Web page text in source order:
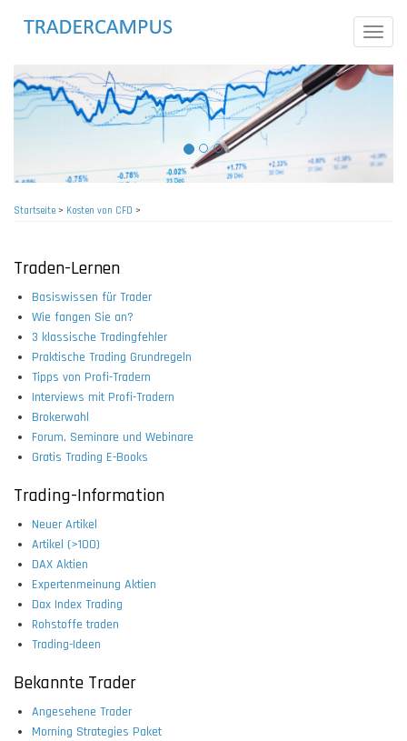
Toggle
Startseite> Kosten von CFD >
Traden-Lernen
Basiswissen für Trader
Wie fangen Sie an?
3 klassische Tradingfehler
Praktische Trading Grundregeln
Tipps von Profi-Tradern
Interviews mit Profi-Tradern
Brokerwahl
Forum, Seminare und Webinare
Gratis Trading E-Books
Trading-Information
Neuer Artikel
Artikel (>100)
DAX Aktien
Expertenmeinung Aktien
Dax Index Trading
Rohstoffe traden
Trading-Ideen
Bekannte Trader
Angesehene Trader
Morning Strategies Paket